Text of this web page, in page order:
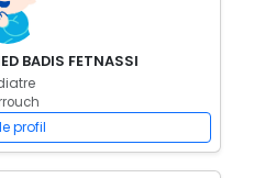
BADIS FETNASSI
profil